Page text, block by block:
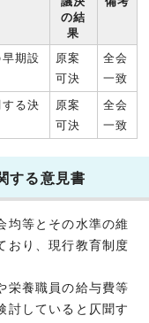
の結
果
期設
原案
可決
全会
一致
る決
原案
可決
全会
一致
する意見書
均等とその水準の維
おり、現行教育制度
栄養職員の給与費等
討していると仄聞す